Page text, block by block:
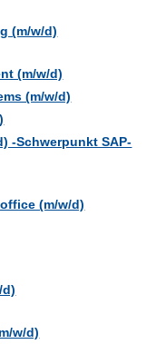
(m/w/d)
(m/w/d)
(m/w/d)
-Schwerpunkt SAP-
(m/w/d)
d)
w/d)